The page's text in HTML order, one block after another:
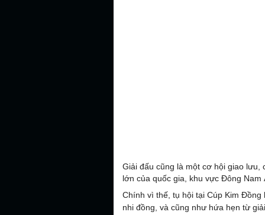
Giải đấu cũng là một cơ hội giao lưu,
lớn của quốc gia, khu vực Đông Nam
Chính vì thế, tụ hội tại Cúp Kim
nhi đồng, và cũng như hứa hẹn từ